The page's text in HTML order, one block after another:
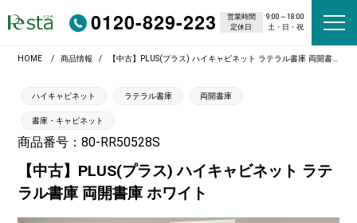
0120-829-223 営業時間
9:00～18:00
定休日
土・日・祝
HOME 商品情報 【中古】PLUS(プラス) ハイキャビネット ラテラル書庫 両開書庫 ホワイト
ハイキャビネット ラテラル書庫 両開書庫
書庫・キャビネット
商品番号：80-RR50528S
【中古】PLUS(プラス) ハイキャビネット ラテ
ラル書庫 両開書庫 ホワイト